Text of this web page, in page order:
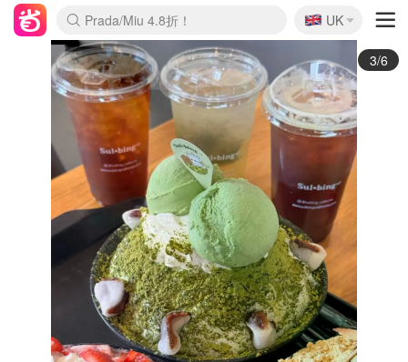
麦卢卡蜂蜜夏促！个位数！
Prada/Miu 4.8折！
啥？必胜客披萨5折！ 🇬🇧
UK
3/6